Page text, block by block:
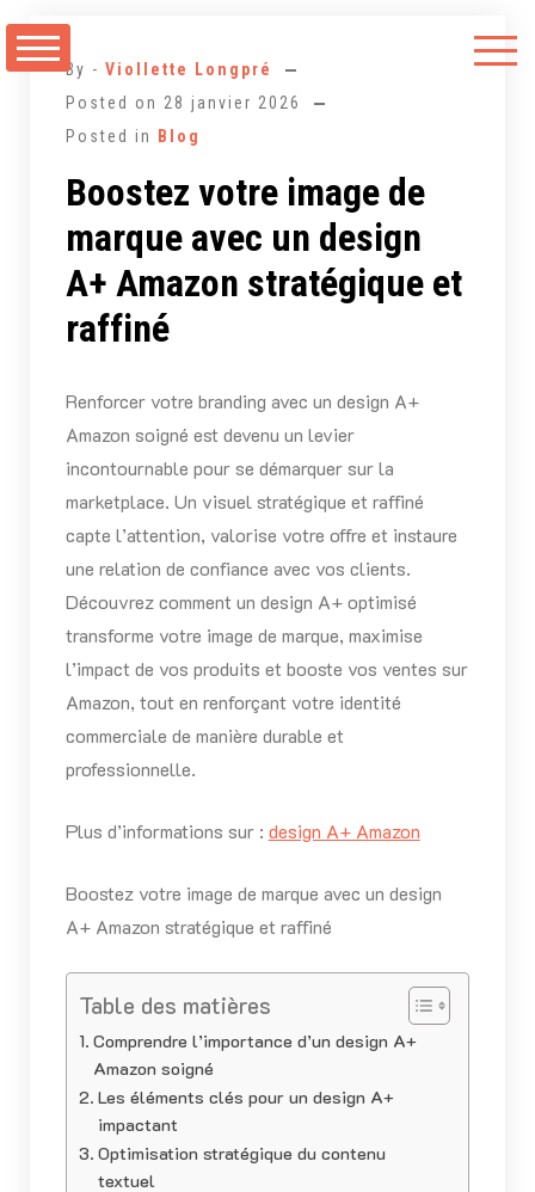
au
By - Viollette Longpré
Posted on 28 janvier 2026
Posted in
Blog
Boostez votre image de
marque avec un design
A+ Amazon stratégique et
raffiné
Renforcer votre branding avec un design A+
Amazon soigné est devenu un levier
incontournable pour se démarquer sur la
marketplace. Un visuel stratégique et raffiné
capte l’attention, valorise votre offre et instaure
une relation de confiance avec vos clients.
Découvrez comment un design A+ optimisé
transforme votre image de marque, maximise
l’impact de vos produits et booste vos ventes sur
Amazon, tout en renforçant votre identité
commerciale de manière durable et
professionnelle.
Plus d’informations sur : design A+ Amazon
Boostez votre image de marque avec un design
A+ Amazon stratégique et raffiné
Table des matières
Comprendre l’importance d’un design A+
Amazon soigné
Les éléments clés pour un design A+
impactant
Optimisation stratégique du contenu
textuel